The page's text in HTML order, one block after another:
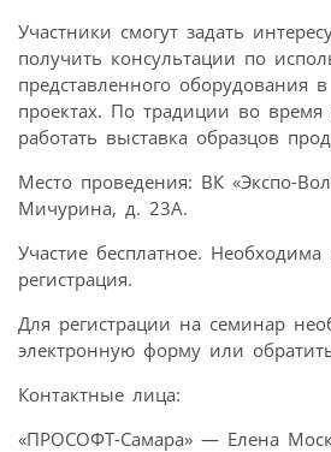
Участники смогут задать
получить консультации по
представленного оборудования
проектах. По традиции во время
работать выставка образцов
Место проведения: ВК «Экспо-
Мичурина, д. 23А.
Участие бесплатное. Необходима
регистрация.
Для регистрации на семинар
электронную форму или
Контактные лица:
«ПРОСОФТ-Самара» — Елена